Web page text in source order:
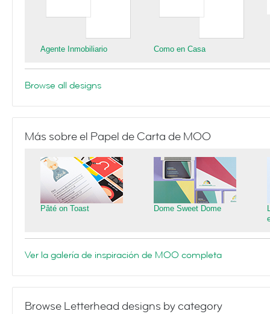
Agente Inmobiliario Como en Casa
Browse all designs
Más sobre el Papel de Carta de MOO
Pâté on Toast Dome Sweet Dome
Ver la galería de inspiración de MOO completa
Browse Letterhead designs by category